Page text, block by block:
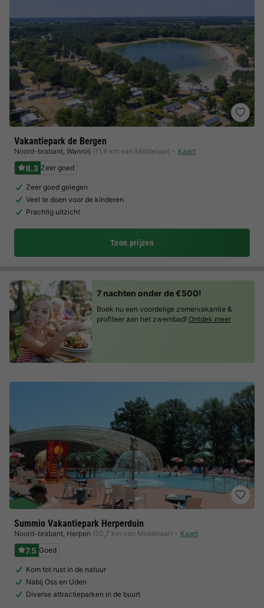
Vakantiepark de Bergen
Noord-brabant, Wanroij (11,9 km van Middelaar) Kaart
8.3 Zeer goed
Zeer goed gelegen
Veel te doen voor de kinderen
Prachtig uitzicht
Toon prijzen
Summio Vakantiepark Herperduin
Noord-brabant, Herpen (20,7 km van Middelaar) Kaart
7.5 Goed
Kom tot rust in de natuur
Nabij Oss en Uden
Diverse attractieparken in de buurt
7 nachten onder de €500!
Boek nu een voordelige zomervakantie &
profiteer aan het zwembad! Ontdek meer